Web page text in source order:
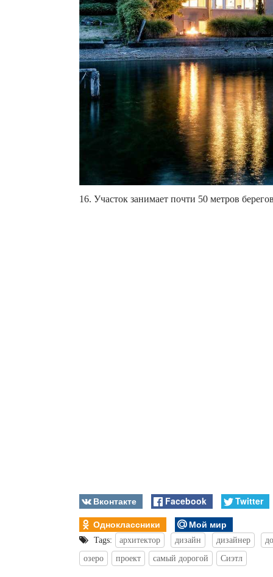
16. Участок занимает почти 50 метров
Вконтакте Facebook
Twitter
Одноклассники
Мой мир
Tags: архитектор дизайн дизайнер
озеро
проект самый дорогой Сиэтл